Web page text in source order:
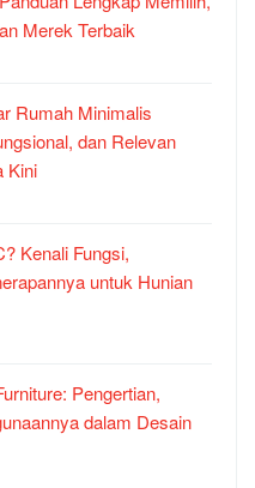
Merek Terbaik
Rumah Minimalis
dan Relevan
Kini
Kenali Fungsi,
untuk Hunian
Pengertian,
dalam Desain